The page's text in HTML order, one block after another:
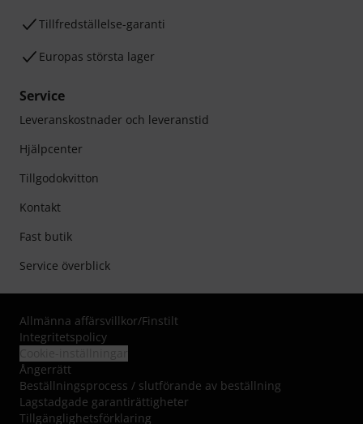
Tillfredställelse-garanti
Europas största lager
Service
Leveranskostnader och leveranstid
Hjälpcenter
Tillgodokvitton
Kontakt
Fast butik
Service överblick
Allmänna affärsvillkor/Finstilt
Integritetspolicy
Ångerrätt
Beställningsprocess / slutförande av beställning
Lagstadgade garantirättigheter
Tillgänglighetsförklaring